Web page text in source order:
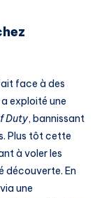
face à des
exploité une
Duty, bannissant
Plus tôt cette
à voler les
découverte. En
une